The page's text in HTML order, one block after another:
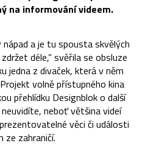
na informování videem.
nápad a je tu spousta skvělých
déle,” svěřila se obsluze
jedna z divaček, která v něm
volně přístupného kina
přehlídku Designblok o další
neboť většina videí
věci či události
ze zahraničí.